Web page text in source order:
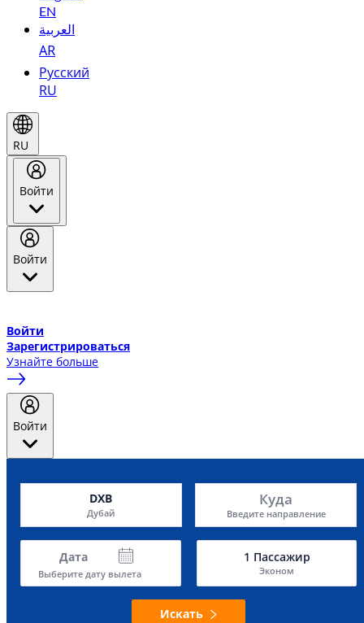
EN
العربية
AR
Русский
RU
RU
Войти
Войти
Войти
Зарегистрироваться
Узнайте больше
Войти
DXB
Дубай
Куда
Введите направление
Дата
Выберите дату вылета
1 Пассажир
Эконом
Искать